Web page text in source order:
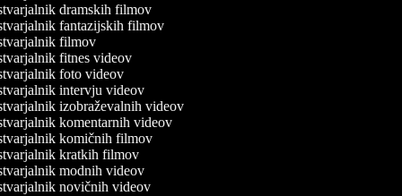
dramskih filmov
fantazijskih filmov
filmov
fitnes videov
foto videov
intervju videov
izobraževalnih videov
komentarnih videov
komičnih filmov
kratkih filmov
modnih videov
novičnih videov